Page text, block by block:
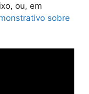
ou, em
sobre